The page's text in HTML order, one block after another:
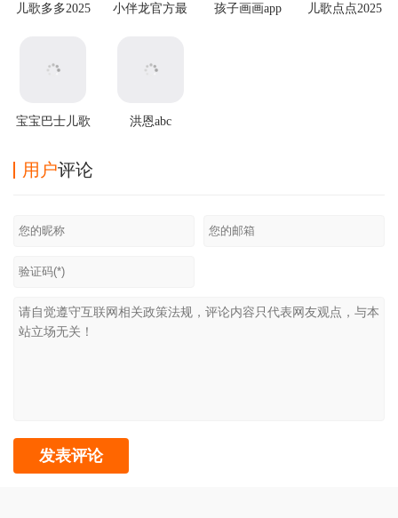
儿歌多多2025
小伴龙官方最
孩子画画app
儿歌点点2025
宝宝巴士儿歌
洪恩abc
用户评论